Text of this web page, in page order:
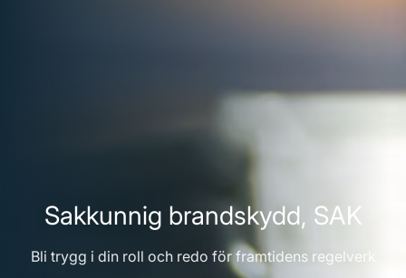
Sakkunnig brandskydd, SAK
Bli trygg i din roll och redo för framtidens regelverk